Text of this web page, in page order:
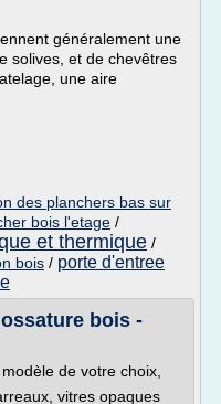
généralement une
solives, et de chevêtres
une aire
des planchers bas sur
bois l'etage /
et thermique /
bois / porte d'entree
bois -
de votre choix,
vitres opaques